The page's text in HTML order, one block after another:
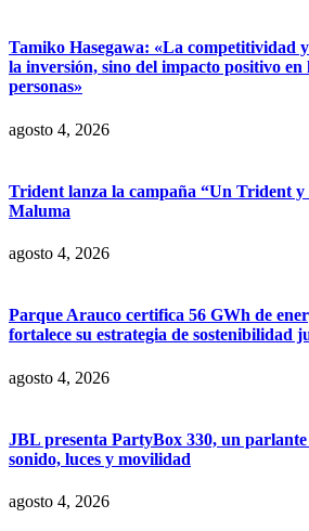
Tamiko Hasegawa: «La competitividad
la inversión, sino del impacto positivo
personas»
agosto 4, 2026
Trident lanza la campaña “Un Trident
Maluma
agosto 4, 2026
Parque Arauco certifica 56 GWh de
fortalece su estrategia de sostenibilidad
agosto 4, 2026
JBL presenta PartyBox 330, un
sonido, luces y movilidad
agosto 4, 2026